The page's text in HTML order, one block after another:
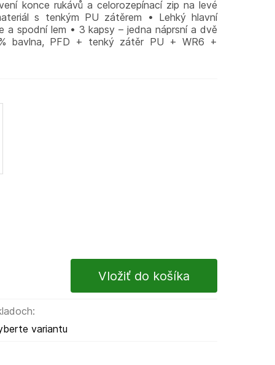
konce rukávů a celorozepínací zip na levé
s tenkým PU zátěrem • Lehký hlavní
a spodní lem • 3 kapsy – jedna náprsní a dvě
bavlna, PFD + tenký zátěr PU + WR6 +
variantu